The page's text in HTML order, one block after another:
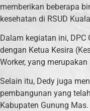
memberikan beberapa
kesehatan di RSUD
Dalam kegiatan ini, DPC
dengan Ketua Kesira
Worker, yang
Selain itu, Dedy juga
pembangunan yang
Kabupaten Gunung Mas.